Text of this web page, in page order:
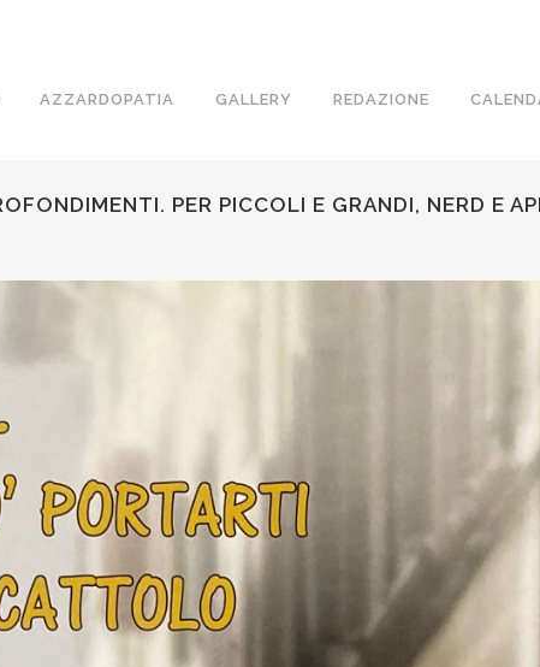
AZZARDOPATIA GALLERY REDAZIONE
PER PICCOLI E GRANDI, NERD E